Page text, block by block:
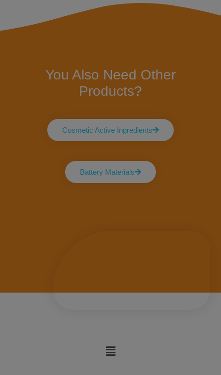
You Also Need Other
Products?
Cosmetic Active Ingredients
Battery Materials